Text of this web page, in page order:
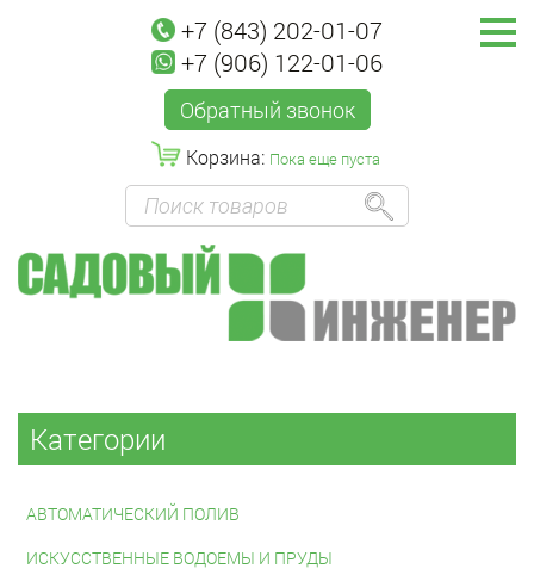
+7 (843) 202-01-07
+7 (906) 122-01-06
Обратный звонок
Корзина: Пока еще пуста
Категории
АВТОМАТИЧЕСКИЙ ПОЛИВ
ИСКУССТВЕННЫЕ ВОДОЕМЫ И ПРУДЫ